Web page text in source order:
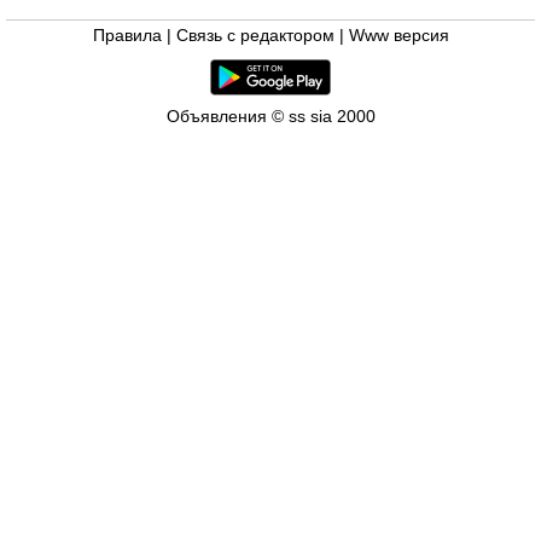
Правила Связь с редактором Www версия
Объявления © ss sia 2000